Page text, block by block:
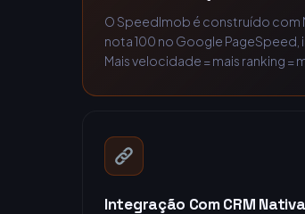
O SpeedImob é construído com
nota 100 no Google
Mais velocidade = mais ranking =
Integração Com CRM Nativa